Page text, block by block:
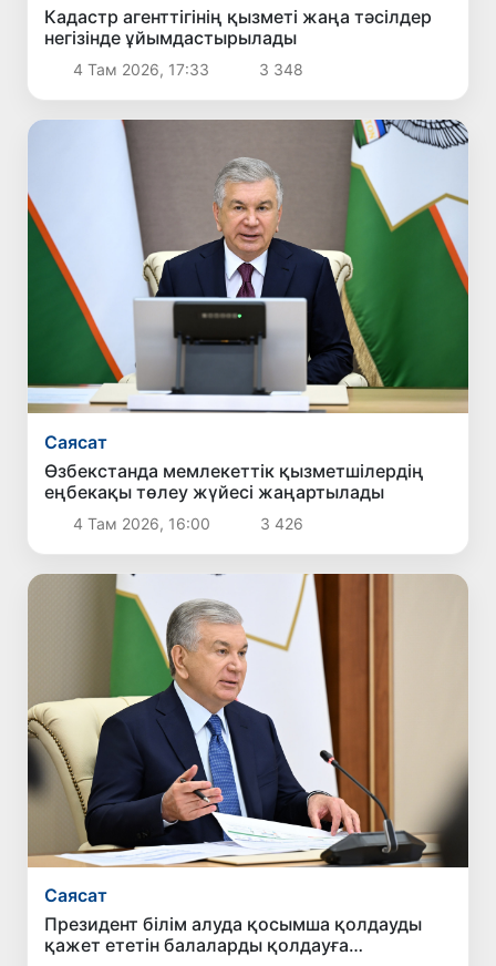
Кадастр агенттігінің қызметі жаңа тәсілдер
негізінде ұйымдастырылады
4 Там 2026, 17:33 3 348
Саясат
Өзбекстанда мемлекеттік қызметшілердің
еңбекақы төлеу жүйесі жаңартылады
4 Там 2026, 16:00 3 426
Саясат
Президент білім алуда қосымша қолдауды
қажет ететін балаларды қолдауға